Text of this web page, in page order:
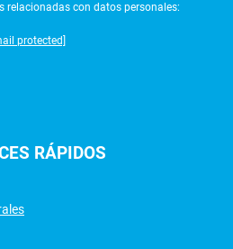
relacionadas con datos personales:
protected]
RÁPIDOS